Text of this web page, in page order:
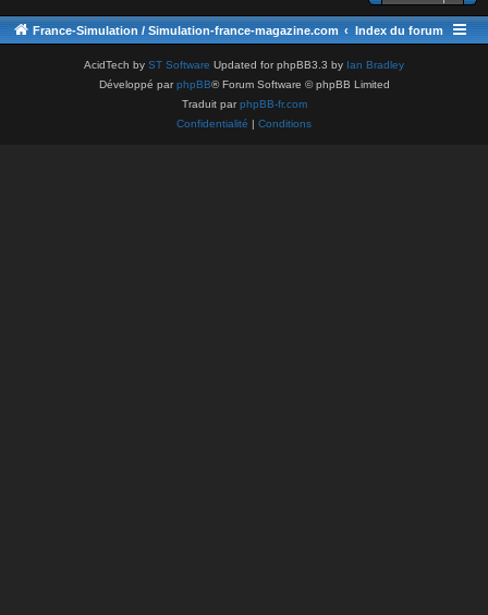
France-Simulation / Simulation-france-magazine.com Index du forum
AcidTech by ST Software Updated for phpBB3.3 by Ian Bradley
Développé parphpBB® Forum Software © phpBB Limited
Traduit parphpBB-fr.com
Confidentialité | Conditions